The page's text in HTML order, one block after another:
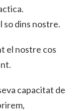
so dins nostre.
el nostre cos
capacitat de